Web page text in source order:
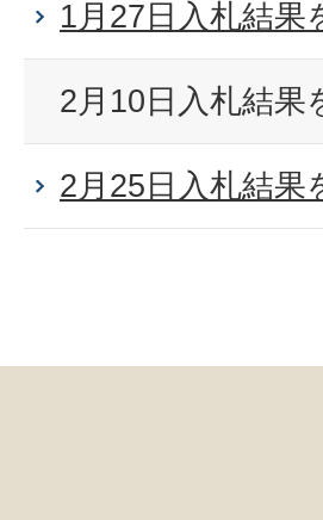
1月27日入札結果
2月10日入札結果
2月25日入札結果